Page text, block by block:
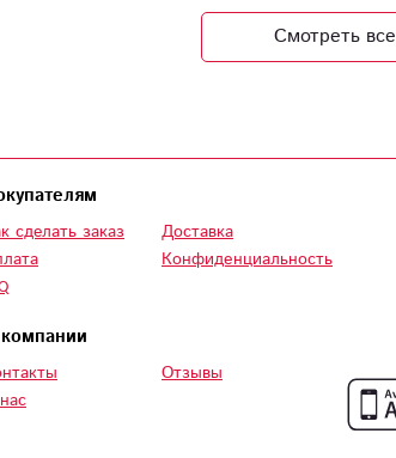
Смотреть все
сделать заказ
Доставка
Конфиденциальность
Отзывы